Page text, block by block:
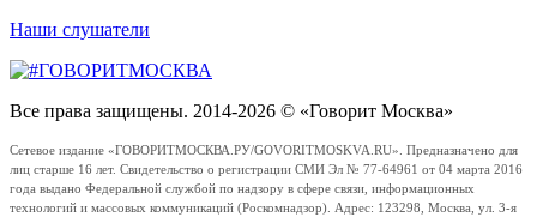
Наши слушатели
Все права защищены. 2014-2026 © «Говорит Москва»
Сетевое издание «ГОВОРИТМОСКВА.РУ/GOVORITMOSKVA.RU». Предназначено для
лиц старше 16 лет. Свидетельство о регистрации СМИ Эл № 77-64961 от 04 марта 2016
года выдано Федеральной службой по надзору в сфере связи, информационных
технологий и массовых коммуникаций (Роскомнадзор). Адрес: 123298, Москва, ул. 3-я